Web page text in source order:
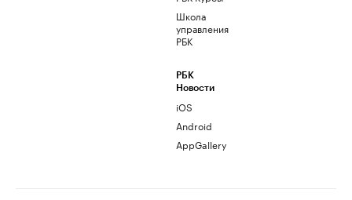
Школа
управления
РБК
РБК
Новости
iOS
Android
AppGallery